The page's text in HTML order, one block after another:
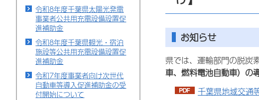
令和8年度千葉県太陽光発電
事業者公共用充電設備設置促
進補助金
令和8年度千葉県観光・宿泊
施設等公共用充電設備設置促
進補助金
令和7年度事業者向け次世代
自動車等導入促進補助金の受
付開始について
お知らせ
県では、運輸部門の脱炭
車、燃料電池自動車）の
千葉県地域交通